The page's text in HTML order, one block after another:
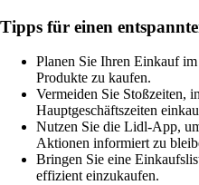
Tipps für einen
Planen Sie Ihren Einkauf
Produkte zu kaufen.
Vermeiden Sie Stoßzeiten,
Hauptgeschäftszeiten
Nutzen Sie die Lidl-App,
Aktionen informiert zu
Bringen Sie eine
effizient einzukaufen.